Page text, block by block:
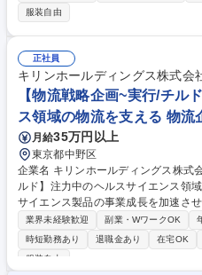
ジェクト全体に関わる醍醐味があり 【具体的には】施工スケジュールの作
成・調整/各業者との打ち合わせ/現場
計・製造チームとの連携業務 【やり
る達成感と、お客様からの感謝がモ
加に伴い、現場を支える新たなメンバーを募
経験歓迎【中野】内装・空間の施工
服装自由
正社員
キリンホールディングス株式会
【物流戦略企画~実行/チル
ス領域の物流を支える 物流
月給35万円以上
東京都中野区
企業名 キリンホールディングス株式会社 求人名 【物流戦略企画～
ルド】注力中のヘルスサイエンス領域の物流を支
サイエンス製品の事業成長を加速さ
流通モデルの構築が課題となってお
から実行まで多岐にわたる業務をお任せ
■事業戦略を踏まえた物流戦略の策定
業界未経験歓迎 副業・WワークOK
時短勤務あり
退職金あり 在宅OK
服装自由